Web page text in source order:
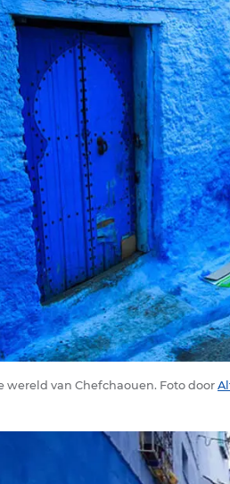
wereld van Chefchaouen. Foto door